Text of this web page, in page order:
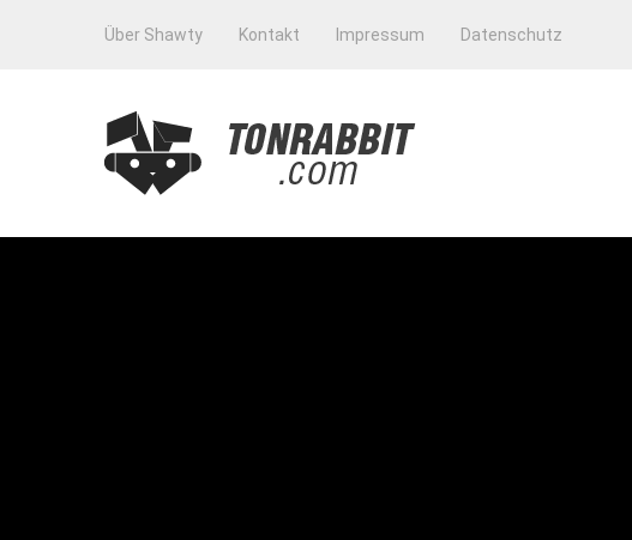
Über Shawty Kontakt Impressum Datenschutz